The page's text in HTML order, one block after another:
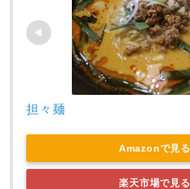
担々麺
Amazonで見る
楽天市場で見る